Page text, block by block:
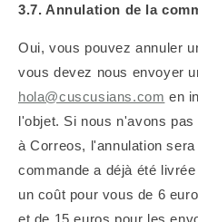
3.7. Annulation de la
Oui, vous pouvez annuler
vous devez nous envoyer
hola@cuscusians.com en
l'objet. Si nous n'avons
à Correos, l'annulation
commande a déjà été
un coût pour vous de 6
et de 15 euros pour les